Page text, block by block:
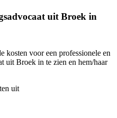
uit Broek in
kosten voor een professionele en
uit Broek in te zien en hem/haar
uit